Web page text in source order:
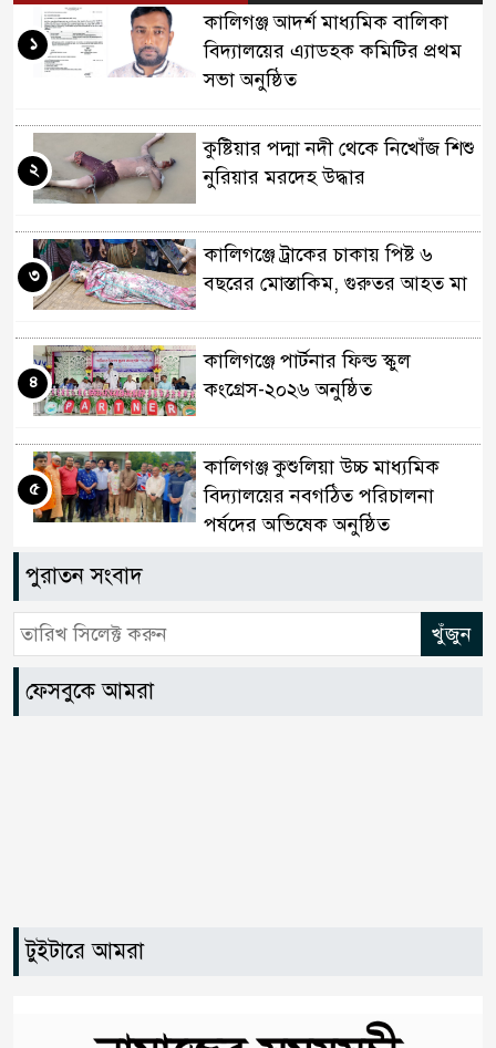
কালিগঞ্জ আদর্শ মাধ্যমিক বালিকা
বিদ্যালয়ের এ্যাডহক কমিটির প্রথম
সভা অনুষ্ঠিত
১
কুষ্টিয়ার পদ্মা নদী থেকে নিখোঁজ শিশু
নুরিয়ার মরদেহ উদ্ধার
২
কালিগঞ্জে ট্রাকের চাকায় পিষ্ট ৬
বছরের মোস্তাকিম, গুরুতর আহত মা
৩
কালিগঞ্জে পার্টনার ফিল্ড স্কুল
কংগ্রেস-২০২৬ অনুষ্ঠিত
৪
কালিগঞ্জ কুশুলিয়া উচ্চ মাধ্যমিক
বিদ্যালয়ের নবগঠিত পরিচালনা
পর্ষদের অভিষেক অনুষ্ঠিত
৫
শ্রীকলা গ্রা‌মে ভেঙে যাওয়া কালভার্ট
পুনর্নির্মাণের দাবিতে এলাকাবাসীর
আকুতি
৬
সভা ও বৃক্ষরোপণ
পুরাতন সংবাদ
ফেসবুকে আমরা
টুইটারে আমরা